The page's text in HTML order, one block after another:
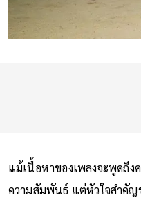
แม้เนื้อหาของเพลงจะพูดถึง
ความสัมพันธ์ แต่หัวใจสำคัญ